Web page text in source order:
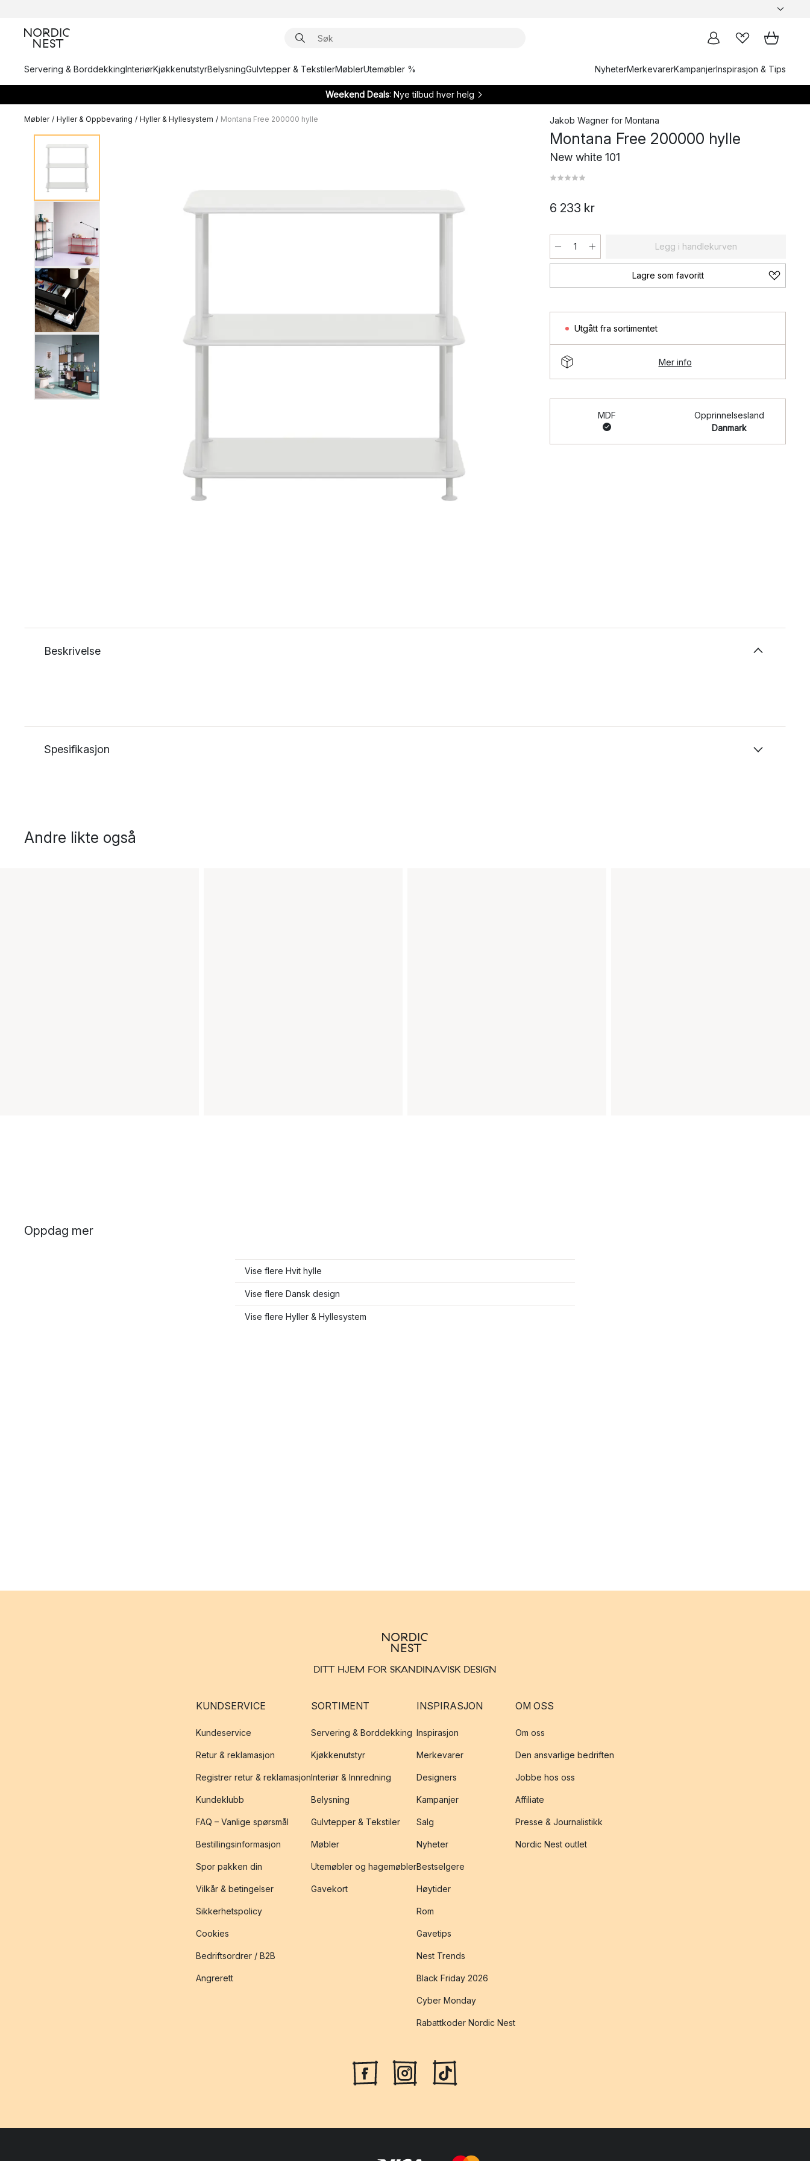
Servering & BorddekkingInteriørKjøkkenutstyrBelysningGulvtepper & TekstilerMøblerUtemøbler % NyheterMerkevarerKampanjerInspirasjon & Tips
Weekend Deals: Nye tilbud hver helg
Møbler / Hyller & Oppbevaring / Hyller & Hyllesystem / Montana Free 200000 hylle Jakob Wagner for Montana
Montana Free 200000 hylle
New white 101
6 233 kr
Legg i handlekurven
Lagre som favoritt
Utgått fra sortimentet
Mer info
MDF
Opprinnelsesland
Danmark
Beskrivelse
Spesifikasjon
Andre likte også
Oppdag mer
Vise flere Hvit hylle
Vise flere Dansk design
Vise flere Hyller & Hyllesystem
DITT HJEM FOR SKANDINAVISK DESIGN
KUNDSERVICE
Kundeservice
Retur & reklamasjon
Registrer retur & reklamasjon
Kundeklubb
FAQ – Vanlige spørsmål
Bestillingsinformasjon
Spor pakken din
Vilkår & betingelser
Sikkerhetspolicy
Cookies
Bedriftsordrer / B2B
Angrerett
SORTIMENT
Servering & Borddekking
Kjøkkenutstyr
Interiør & Innredning
Belysning
Gulvtepper & Tekstiler
Møbler
Utemøbler og hagemøbler
Gavekort
INSPIRASJON
Inspirasjon
Merkevarer
Designers
Kampanjer
Salg
Nyheter
Bestselgere
Høytider
Rom
Gavetips
Nest Trends
Black Friday 2026
Cyber Monday
Rabattkoder Nordic Nest
OM OSS
Om oss
Den ansvarlige bedriften
Jobbe hos oss
Affiliate
Presse & Journalistikk
Nordic Nest outlet